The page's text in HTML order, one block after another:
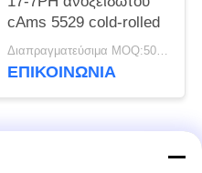
cAms 5529 cold-rolled
Διαπραγματεύσιμα MOQ:500 ΚΛ
ΕΠΙΚΟΙΝΩΝΊΑ